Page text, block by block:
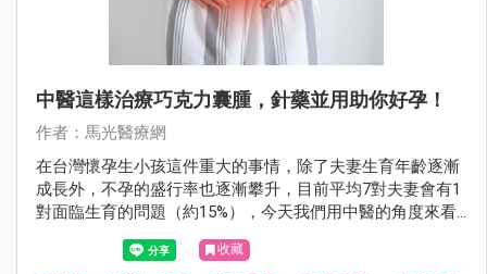
中醫這樣治療巧克力囊腫，針藥並用助你好孕！
作者：馬光醫療網
在台灣懷孕生小孩這件重大的事情，除了夫妻生育年齡逐漸
成長外，不孕的盛行率也逐漸攀升，目前平均7對夫妻會有1
對面臨生育的問題（約15%），今天我們用中醫的角度來看
巧克力囊腫。
收藏